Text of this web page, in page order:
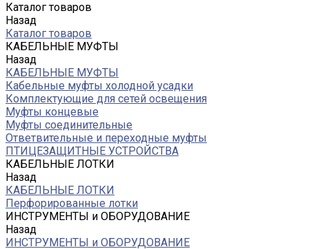
Каталог товаров
Назад
Каталог товаров
КАБЕЛЬНЫЕ МУФТЫ
Назад
КАБЕЛЬНЫЕ МУФТЫ
Кабельные муфты холодной усадки
Комплектующие для сетей освещения
Муфты концевые
Муфты соединительные
Ответвительные и переходные муфты
ПТИЦЕЗАЩИТНЫЕ УСТРОЙСТВА
КАБЕЛЬНЫЕ ЛОТКИ
Назад
КАБЕЛЬНЫЕ ЛОТКИ
Перфорированные лотки
ИНСТРУМЕНТЫ и ОБОРУДОВАНИЕ
Назад
ИНСТРУМЕНТЫ и ОБОРУДОВАНИЕ